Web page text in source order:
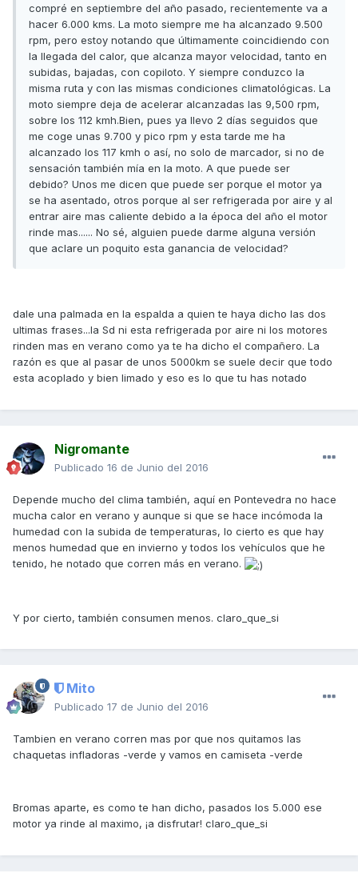
compré en septiembre del año pasado, recientemente va a
hacer 6.000 kms. La moto siempre me ha alcanzado 9.500
rpm, pero estoy notando que últimamente coincidiendo con
la llegada del calor, que alcanza mayor velocidad, tanto en
subidas, bajadas, con copiloto. Y siempre conduzco la
misma ruta y con las mismas condiciones climatológicas. La
moto siempre deja de acelerar alcanzadas las 9,500 rpm,
sobre los 112 kmh.Bien, pues ya llevo 2 días seguidos que
me coge unas 9.700 y pico rpm y esta tarde me ha
alcanzado los 117 kmh o así, no solo de marcador, si no de
sensación también mía en la moto. A que puede ser
debido? Unos me dicen que puede ser porque el motor ya
se ha asentado, otros porque al ser refrigerada por aire y al
entrar aire mas caliente debido a la época del año el motor
rinde mas...... No sé, alguien puede darme alguna versión
que aclare un poquito esta ganancia de velocidad?
dale una palmada en la espalda a quien te haya dicho las dos
ultimas frases...la Sd ni esta refrigerada por aire ni los motores
rinden mas en verano como ya te ha dicho el compañero. La
razón es que al pasar de unos 5000km se suele decir que todo
esta acoplado y bien limado y eso es lo que tu has notado
Nigromante
Publicado 16 de Junio del 2016
Depende mucho del clima también, aquí en Pontevedra no hace
mucha calor en verano y aunque si que se hace incómoda la
humedad con la subida de temperaturas, lo cierto es que hay
menos humedad que en invierno y todos los vehículos que he
tenido, he notado que corren más en verano.
Y por cierto, también consumen menos. claro_que_si
Mito
Publicado 17 de Junio del 2016
Tambien en verano corren mas por que nos quitamos las
chaquetas infladoras -verde y vamos en camiseta -verde
Bromas aparte, es como te han dicho, pasados los 5.000 ese
motor ya rinde al maximo, ¡a disfrutar! claro_que_si